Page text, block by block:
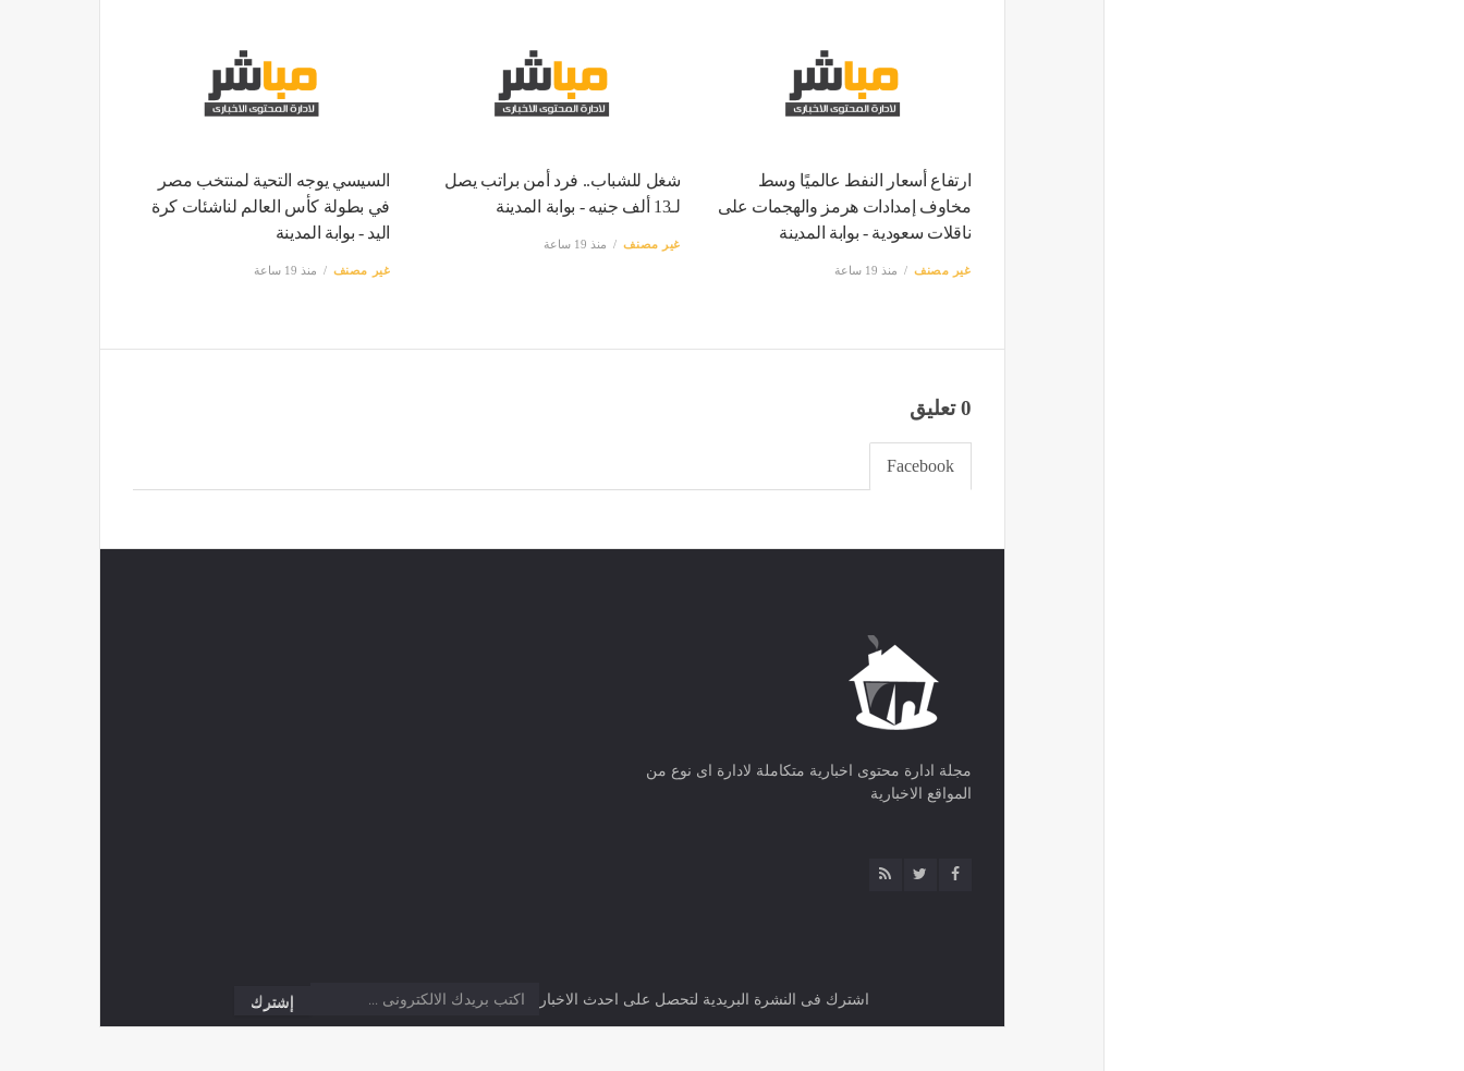
ارتفاع أسعار النفط عالميًا وسط
مخاوف إمدادات هرمز والهجمات على
ناقلات سعودية - بوابة المدينة
غير مصنف منذ 19 ساعة
شغل للشباب.. فرد أمن براتب يصل
لـ13 ألف جنيه - بوابة المدينة
غير مصنف منذ 19 ساعة
السيسي يوجه التحية لمنتخب مصر
في بطولة كأس العالم لناشئات كرة
اليد - بوابة المدينة
غير مصنف منذ 19 ساعة
0 تعليق
Facebook
مجلة ادارة محتوى اخبارية متكاملة لادارة اى نوع من
المواقع الاخبارية
اشترك فى النشرة البريدية لتحصل على احدث الاخبار